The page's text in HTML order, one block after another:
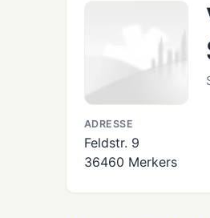
ADRESSE
Feldstr. 9
36460 Merkers